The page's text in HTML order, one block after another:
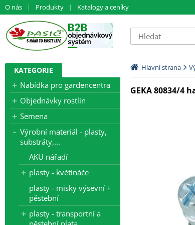
O nás Produkty Katalogy a ceníky
KATEGORIE
Nabídka pro gardencentra
Objednávky rostlin
Semena
Výrobní materiál - plasty,
substráty,...
AKU nářadí
plasty - květináče
plasty - misky výsevní +
pěstební
plasty - transportní a
Hlavní strana
GEKA 80834/4